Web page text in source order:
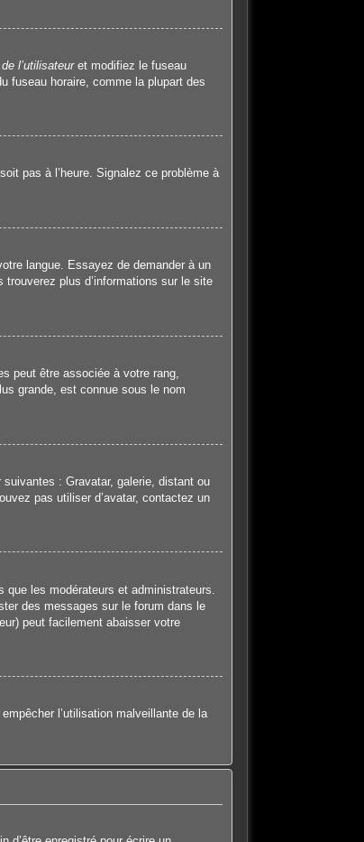
l’utilisateuret modifiez le fuseau
fuseau horaire, comme la plupart des
pas à l’heure. Signalez ce problème à
langue. Essayez de demander à un
trouverez plus d’informations sur le site
peut être associée à votre rang,
grande, est connue sous le nom
suivantes : Gravatar, galerie, distant ou
pas utiliser d’avatar, contactez un
les modérateurs et administrateurs.
des messages sur le forum dans le
peut facilement abaisser votre
l’utilisation malveillante de la